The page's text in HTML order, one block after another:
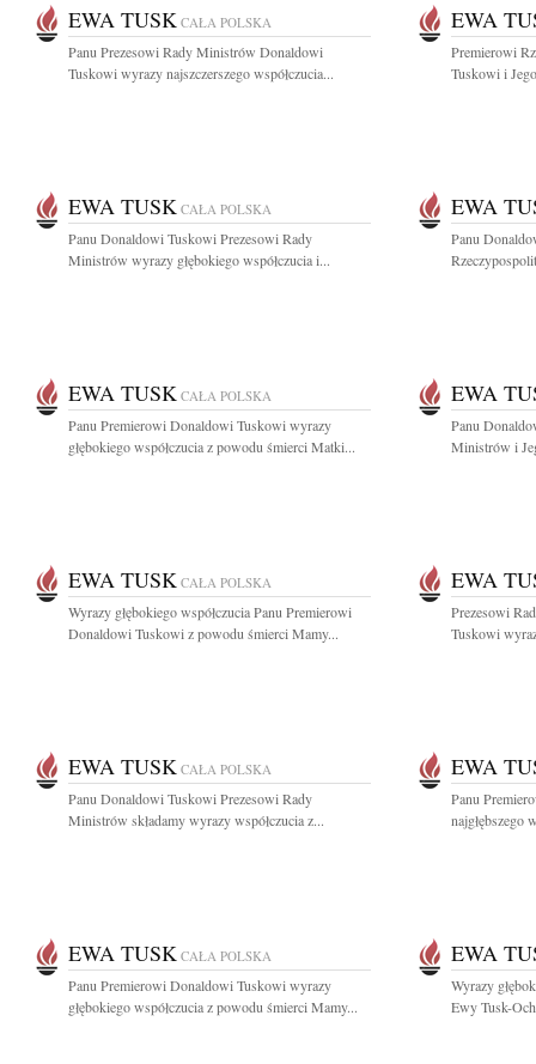
EWA TUSK CAŁA POLSKA
Panu Prezesowi Rady Ministrów Donaldowi
Tuskowi wyrazy najszczerszego współczucia...
EWA
Premierowi
Tuskowi i
EWA TUSK CAŁA POLSKA
Panu Donaldowi Tuskowi Prezesowi Rady
Ministrów wyrazy głębokiego współczucia i...
EWA
Panu
EWA TUSK CAŁA POLSKA
Panu Premierowi Donaldowi Tuskowi wyrazy
głębokiego współczucia z powodu śmierci Matki...
EWA
Panu
Ministrów i
EWA TUSK CAŁA POLSKA
Wyrazy głębokiego współczucia Panu Premierowi
Donaldowi Tuskowi z powodu śmierci Mamy...
EWA
Prezesowi
Tuskowi
EWA TUSK CAŁA POLSKA
Panu Donaldowi Tuskowi Prezesowi Rady
Ministrów składamy wyrazy współczucia z...
EWA
Panu
najgłębszego
EWA TUSK CAŁA POLSKA
Panu Premierowi Donaldowi Tuskowi wyrazy
głębokiego współczucia z powodu śmierci Mamy...
EWA
Wyrazy
Ewy Tusk-